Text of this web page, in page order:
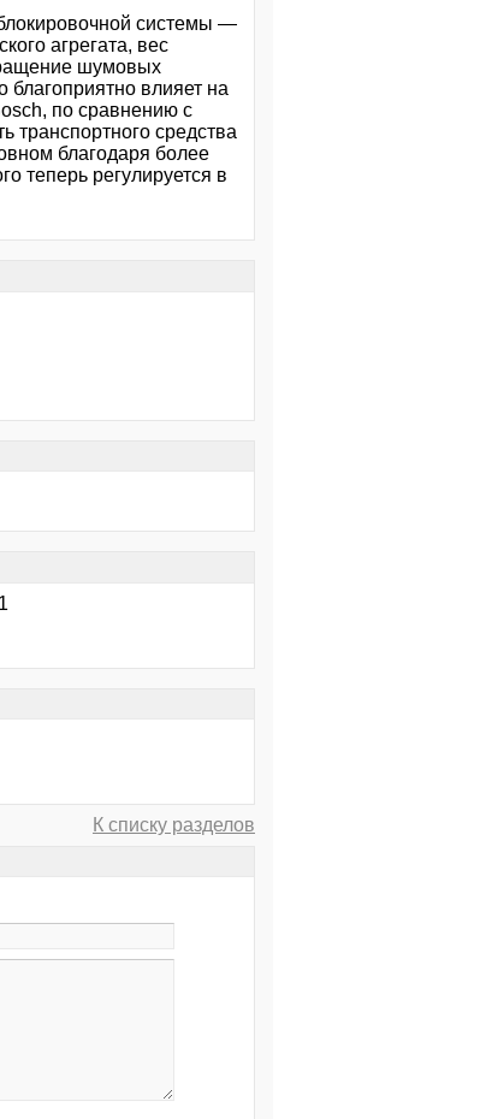
системы —
агрегата, вес
шумовых
влияет на
по сравнению с
транспортного средства
благодаря более
теперь регулируется в
К списку разделов